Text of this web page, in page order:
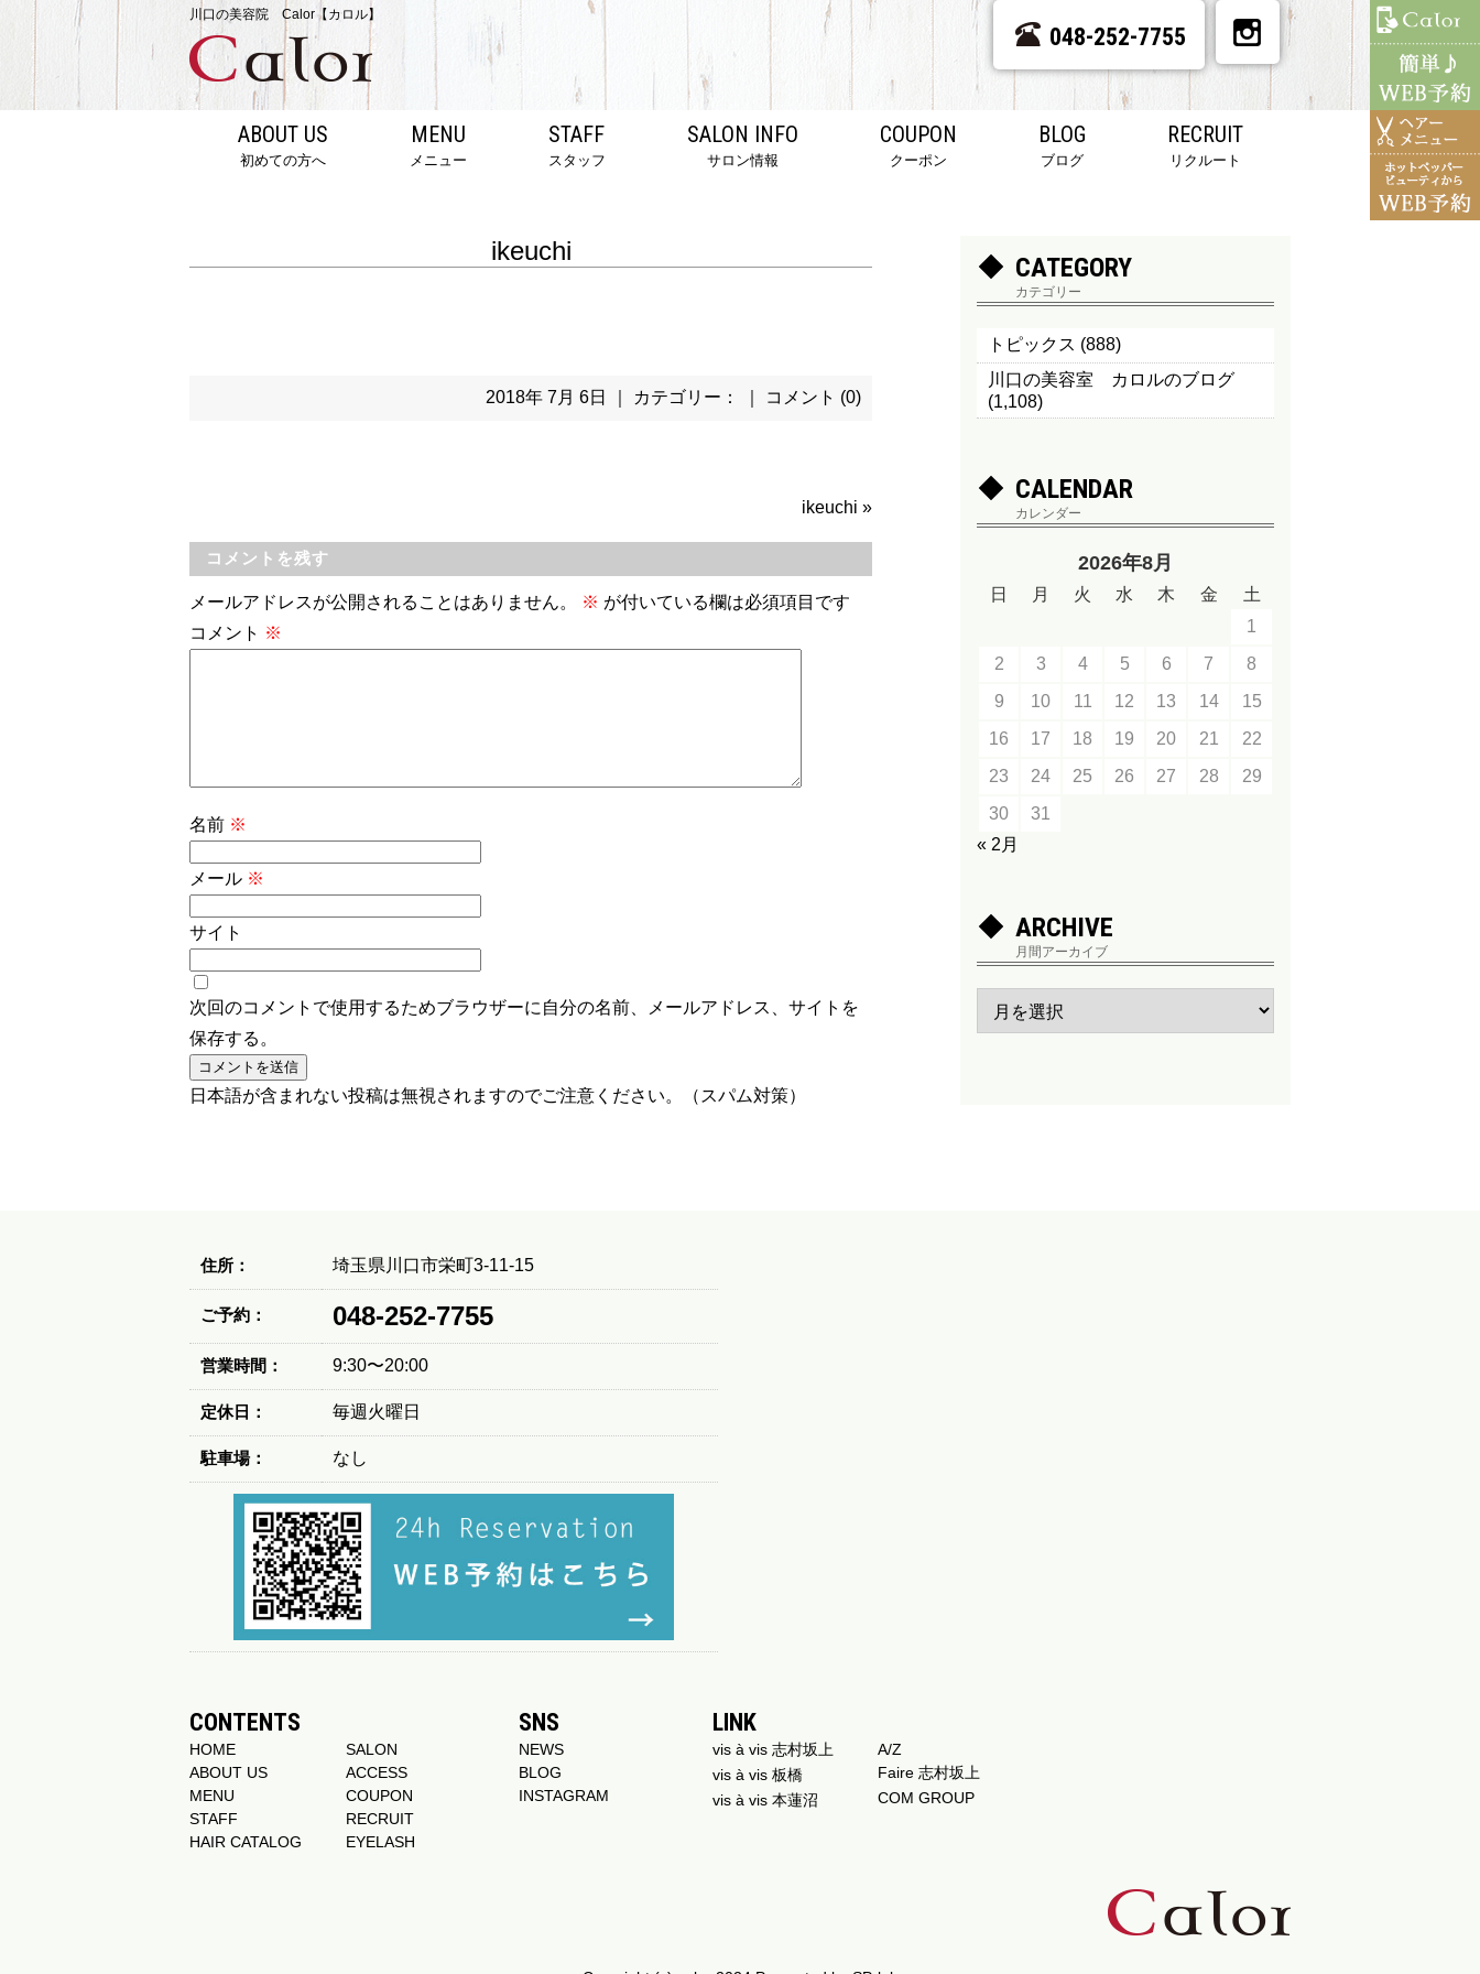
川口の美容院 Calor【カロル】
048-252-7755
ABOUT US
初めての方へ
MENU
メニュー
STAFF
スタッフ
SALON INFO
サロン情報
COUPON
クーポン
BLOG
ブログ
RECRUIT
リクルート
ikeuchi
2018年 7月 6日 ｜ カテゴリー： ｜ コメント (0)
ikeuchi »
コメントを残す
メールアドレスが公開されることはありません。 ※ が付いている欄は必須項目です
コメント ※
名前 ※
メール ※
サイト
次回のコメントで使用するためブラウザーに自分の名前、メールアドレス、サイトを
保存する。
日本語が含まれない投稿は無視されますのでご注意ください。（スパム対策）
CATEGORY
カテゴリー
トピックス (888)
川口の美容室 カロルのブログ
(1,108)
CALENDAR
カレンダー
2026年8月
日 月 火 水 木 金
土
1
2
3 4 5 6 7
8
9
10 11 12 13 14
15
16
17 18 19 20 21
22
23
24 25 26 27 28
29
30
31
« 2月
ARCHIVE
月間アーカイブ
住所： 埼玉県川口市栄町3-11-15
ご予約： 048-252-7755
営業時間： 9:30〜20:00
定休日： 毎週火曜日
駐車場： なし
CONTENTS
HOME
ABOUT US
MENU
STAFF
HAIR CATALOG
SALON
ACCESS
COUPON
RECRUIT
EYELASH
SNS
NEWS
BLOG
INSTAGRAM
LINK
vis à vis 志村坂上
vis à vis 板橋
vis à vis 本蓮沼
A/Z
Faire 志村坂上
COM GROUP